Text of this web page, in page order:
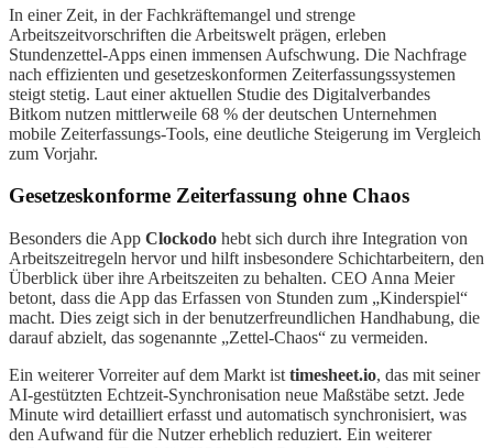
In einer Zeit, in der Fachkräftemangel und strenge
Arbeitszeitvorschriften die Arbeitswelt prägen, erleben
Stundenzettel-Apps einen immensen Aufschwung. Die Nachfrage
nach effizienten und gesetzeskonformen Zeiterfassungssystemen
steigt stetig. Laut einer aktuellen Studie des Digitalverbandes
Bitkom nutzen mittlerweile 68 % der deutschen Unternehmen
mobile Zeiterfassungs-Tools, eine deutliche Steigerung im Vergleich
zum Vorjahr.
Gesetzeskonforme Zeiterfassung ohne Chaos
Besonders die App Clockodo hebt sich durch ihre Integration von
Arbeitszeitregeln hervor und hilft insbesondere Schichtarbeitern, den
Überblick über ihre Arbeitszeiten zu behalten. CEO Anna Meier
betont, dass die App das Erfassen von Stunden zum „Kinderspiel“
macht. Dies zeigt sich in der benutzerfreundlichen Handhabung, die
darauf abzielt, das sogenannte „Zettel-Chaos“ zu vermeiden.
Ein weiterer Vorreiter auf dem Markt ist timesheet.io, das mit seiner
AI-gestützten Echtzeit-Synchronisation neue Maßstäbe setzt. Jede
Minute wird detailliert erfasst und automatisch synchronisiert, was
den Aufwand für die Nutzer erheblich reduziert. Ein weiterer